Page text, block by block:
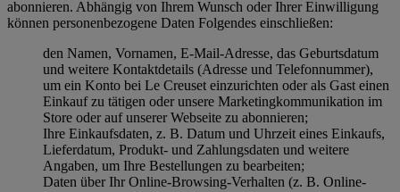
abonnieren. Abhängig von Ihrem Wunsch oder Ihrer Einwilligung
können personenbezogene Daten Folgendes einschließen:
den Namen, Vornamen, E-Mail-Adresse, das Geburtsdatum
und weitere Kontaktdetails (Adresse und Telefonnummer),
um ein Konto bei Le Creuset einzurichten oder als Gast einen
Einkauf zu tätigen oder unsere Marketingkommunikation im
Store oder auf unserer Webseite zu abonnieren;
Ihre Einkaufsdaten, z. B. Datum und Uhrzeit eines Einkaufs,
Lieferdatum, Produkt- und Zahlungsdaten und weitere
Angaben, um Ihre Bestellungen zu bearbeiten;
Daten über Ihr Online-Browsing-Verhalten (z. B. Online-